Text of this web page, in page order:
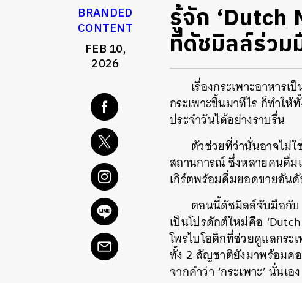
BRANDED
CONTENT
FEB 10,
2026
รู้จัก ‘Dutch
ที่ดัชมิลล์ร่วม
เรื่องกระเพาะอาหาร
กระเพาะขึ้นมาทีไร ก็ทำใ
ประจำวันได้อย่างราบรื่น
ตัวช่วยที่ว่านั่นอาจไม่
สถานการณ์ ซึ่งหลายคนดื่ม
เกิร์ตพร้อมดื่มยอดขายอันดั
ตอนนี้ดัชมิลล์จับมือกับ
เป็นโปรดักต์ใหม่คือ
โพรไบโอติกที่ช่วยดูแลกระ
ทั้ง 2 สัญชาติยังมาพร้อมคอ
จากคำว่า ‘กระเพาะ’ นั่นเอง